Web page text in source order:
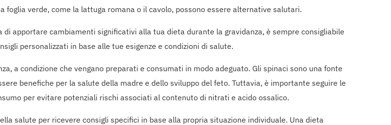
verde, come la lattuga romana o il cavolo, possono essere alternative salutari.
di apportare cambiamenti significativi alla tua dieta durante la gravidanza, è sempre consigliabile
personalizzati in base alle tue esigenze e condizioni di salute.
a condizione che vengano preparati e consumati in modo adeguato. Gli spinaci sono una fonte
benefiche per la salute della madre e dello sviluppo del feto. Tuttavia, è importante seguire le
per evitare potenziali rischi associati al contenuto di nitrati e acido ossalico.
salute per ricevere consigli specifici in base alla propria situazione individuale. Una dieta